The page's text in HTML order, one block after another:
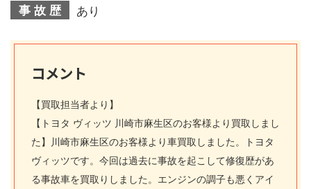
事 故 歴 あり
コメント
【買取担当者より】
【トヨタ ヴィッツ 川崎市麻生区のお客様より買取しまし
た】川崎市麻生区のお客様より車買取しました。トヨタ
ヴィッツです。今回は過去に事故を起こして修復歴があ
る事故車を買取りしました。エンジンの調子も悪くアイ